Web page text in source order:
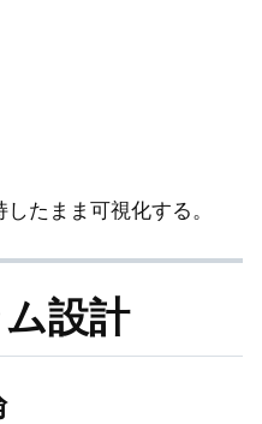
たまま可視化する。
設計